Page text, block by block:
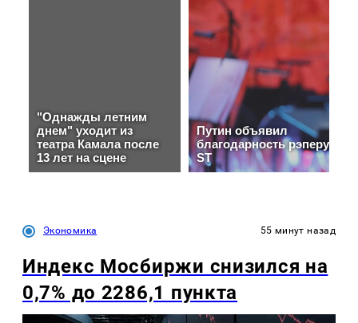
Экономика 55 минут назад
Индекс Мосбиржи снизился на
0,7% до 2286,1 пункта